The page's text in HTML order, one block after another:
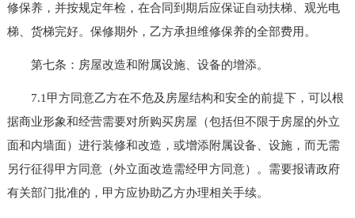
修保养，并按规定年检，在合同到期后应保证自动扶梯、观光电
梯、货梯完好。保修期外，乙方承担维修保养的全部费用。
第七条：房屋改造和附属设施、设备的增添。
7.1甲方同意乙方在不危及房屋结构和安全的前提下，可以根
据商业形象和经营需要对所购买房屋（包括但不限于房屋的外立
面和内墙面）进行装修和改造，或增添附属设备、设施，而无需
另行征得甲方同意（外立面改造需经甲方同意）。需要报请政府
有关部门批准的，甲方应协助乙方办理相关手续。